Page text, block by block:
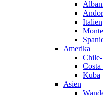
Italien
Amerika
Costa
Kuba
Asien